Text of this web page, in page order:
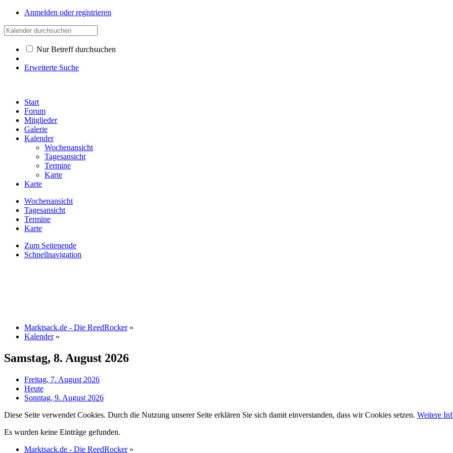
Anmelden oder registrieren
Nur Betreff durchsuchen
Erweiterte Suche
Start
Forum
Mitglieder
Galerie
Kalender
Wochenansicht
Tagesansicht
Termine
Karte
Karte
Wochenansicht
Tagesansicht
Termine
Karte
Zum Seitenende
Schnellnavigation
Marktsack.de - Die ReedRocker »
Kalender »
Samstag, 8. August 2026
Freitag, 7. August 2026
Heute
Sonntag, 9. August 2026
Diese Seite verwendet Cookies. Durch die Nutzung unserer Seite erklären Sie sich damit einverstanden, dass wir Cookies setzen. Weitere
Es wurden keine Einträge gefunden.
Marktsack.de - Die ReedRocker »